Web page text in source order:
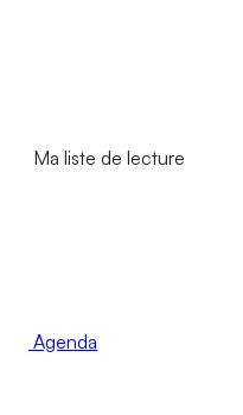
Ma liste de lecture
Agenda